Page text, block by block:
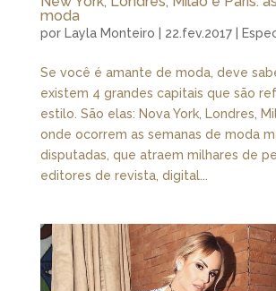
moda
por Layla Monteiro 22.fev.2017|
Se você é amante de moda, deve
existem 4 grandes capitais que são
estilo. São elas: Nova York, Londres,
onde ocorrem as semanas de moda
disputadas, que atraem milhares de
editores de revista, digital...